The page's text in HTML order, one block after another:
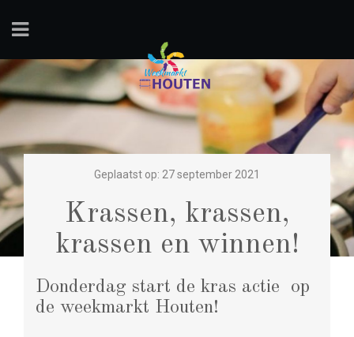
Geplaatst op: 27 september 2021
Krassen, krassen,
krassen en winnen!
Donderdag start de kras actie op
de weekmarkt Houten!